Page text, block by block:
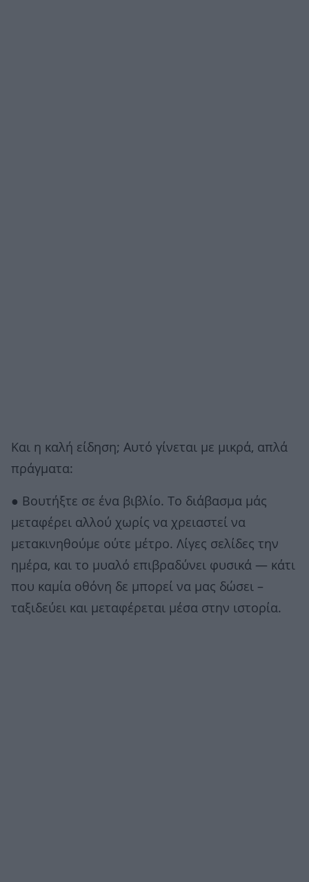
Και η καλή είδηση; Αυτό γίνεται με μικρά, απλά
πράγματα:
● Βουτήξτε σε ένα βιβλίο. Το διάβασμα μάς
μεταφέρει αλλού χωρίς να χρειαστεί να
μετακινηθούμε ούτε μέτρο. Λίγες σελίδες την
ημέρα, και το μυαλό επιβραδύνει φυσικά — κάτι
που καμία οθόνη δε μπορεί να μας δώσει –
ταξιδεύει και μεταφέρεται μέσα στην ιστορία.